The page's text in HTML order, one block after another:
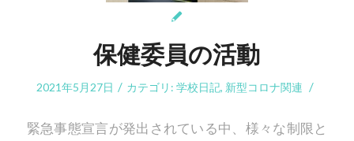
保健委員の活動
2021年5月27日 / カテゴリ: 学校日記, 新型コロナ関連 /
緊急事態宣言が発出されている中、様々な制限と